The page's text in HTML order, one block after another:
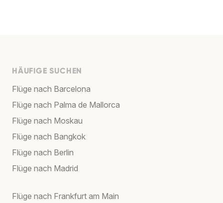
HÄUFIGE SUCHEN
Flüge nach Barcelona
Flüge nach Palma de Mallorca
Flüge nach Moskau
Flüge nach Bangkok
Flüge nach Berlin
Flüge nach Madrid
Flüge nach Frankfurt am Main